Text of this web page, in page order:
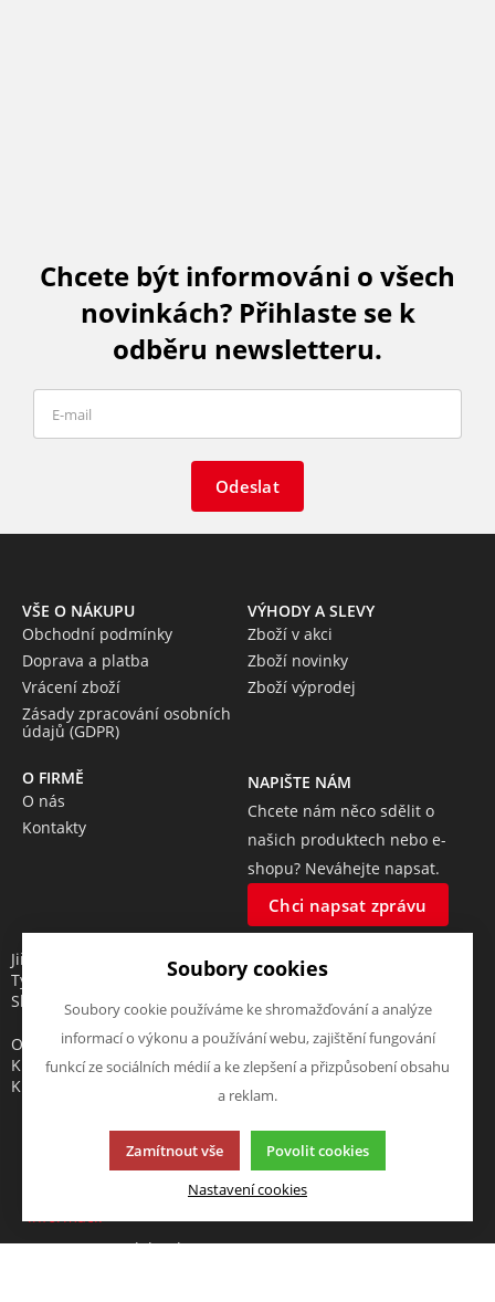
Chcete být informováni o všech
novinkách? Přihlaste se k
odběru newsletteru.
Odeslat
VŠE O NÁKUPU
Obchodní podmínky
Doprava a platba
Vrácení zboží
Zásady zpracování osobních
údajů (GDPR)
VÝHODY A SLEVY
Zboží v akci
Zboží novinky
Zboží výprodej
O FIRMĚ
O nás
Kontakty
NAPIŠTE NÁM
Chcete nám něco sdělit o
našich produktech nebo e-
shopu? Neváhejte napsat.
Chci napsat zprávu
Jiří Hartman
Tyršova 143, 552 03 Česká
Skalice, CZ
Obchodní rejstřík vedený u
Krajského soudu v Hradci
Králové, oddíl A, vložka 18553
Tato stránka používá soubory cookies. Klikněte pro více
informací.
© 2013-2026 elektrohartman.cz
Soubory cookies
Soubory cookie používáme ke shromažďování a analýze
informací o výkonu a používání webu, zajištění fungování
funkcí ze sociálních médií a ke zlepšení a přizpůsobení obsahu
a reklam.
Zamítnout vše Povolit cookies
Nastavení cookies